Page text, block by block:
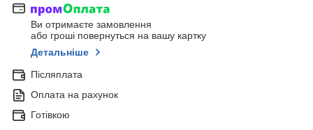
Ви отримаєте замовлення
або гроші повернуться на вашу картку
Детальніше
Післяплата
Оплата на рахунок
Готівкою